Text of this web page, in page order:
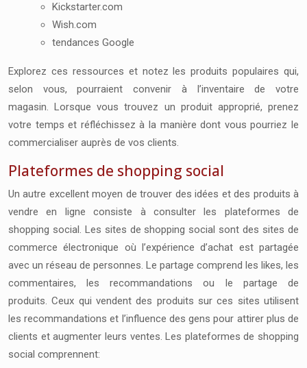
Kickstarter.com
Wish.com
tendances Google
Explorez ces ressources et notez les produits populaires qui,
selon vous, pourraient convenir à l’inventaire de votre
magasin. Lorsque vous trouvez un produit approprié, prenez
votre temps et réfléchissez à la manière dont vous pourriez le
commercialiser auprès de vos clients.
Plateformes de shopping social
Un autre excellent moyen de trouver des idées et des produits à
vendre en ligne consiste à consulter les plateformes de
shopping social. Les sites de shopping social sont des sites de
commerce électronique où l’expérience d’achat est partagée
avec un réseau de personnes. Le partage comprend les likes, les
commentaires, les recommandations ou le partage de
produits.Ceux qui vendent des produits sur ces sites utilisent
les recommandations et l’influence des gens pour attirer plus de
clients et augmenter leurs ventes.Les plateformes de shopping
social comprennent: